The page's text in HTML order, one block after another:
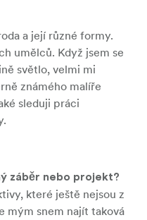
a její různé formy.
umělců. Když jsem se
světlo, velmi mi
známého malíře
sleduji práci
záběr nebo projekt?
které ještě nejsou z
mým snem najít taková